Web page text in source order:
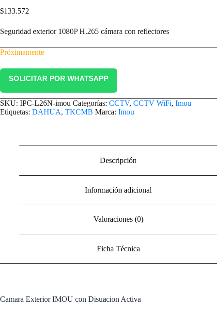
$133.572
Seguridad exterior 1080P H.265 cámara con reflectores
Próximamente
SOLICITAR POR WHATSAPP
SKU: IPC-L26N-imou Categorías: CCTV, CCTV WiFi, Imou
Etiquetas: DAHUA, TKCMB Marca: Imou
Descripción
Información adicional
Valoraciones (0)
Ficha Técnica
Camara Exterior IMOU con Disuacion Activa